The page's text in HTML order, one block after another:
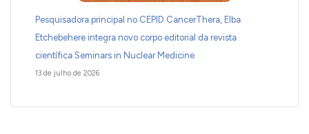
Pesquisadora principal no CEPID CancerThera, Elba
Etchebehere integra novo corpo editorial da revista
científica Seminars in Nuclear Medicine
13 de julho de 2026